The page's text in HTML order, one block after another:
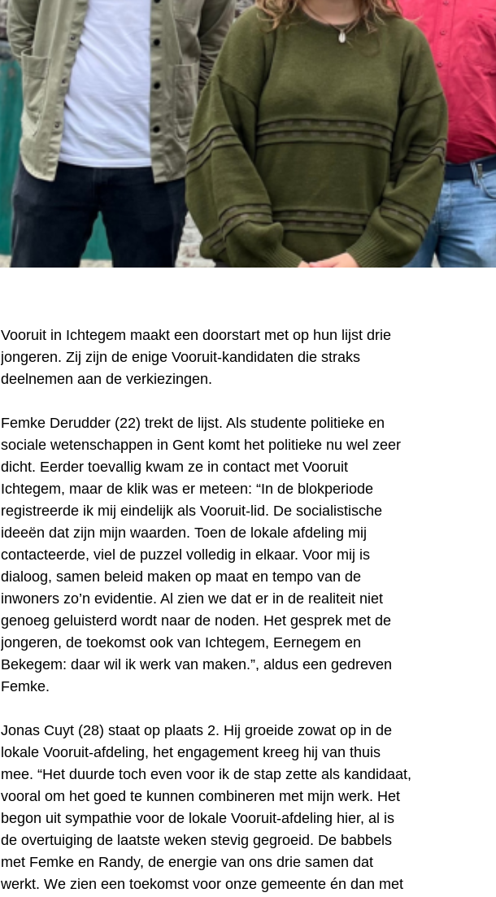
Vooruit in Ichtegem maakt een doorstart met op hun lijst drie
jongeren. Zij zijn de enige Vooruit-kandidaten die straks
deelnemen aan de verkiezingen.
Femke Derudder (22) trekt de lijst. Als studente politieke en
sociale wetenschappen in Gent komt het politieke nu wel zeer
dicht. Eerder toevallig kwam ze in contact met Vooruit
Ichtegem, maar de klik was er meteen: “In de blokperiode
registreerde ik mij eindelijk als Vooruit-lid. De socialistische
ideeën dat zijn mijn waarden. Toen de lokale afdeling mij
contacteerde, viel de puzzel volledig in elkaar. Voor mij is
dialoog, samen beleid maken op maat en tempo van de
inwoners zo’n evidentie. Al zien we dat er in de realiteit niet
genoeg geluisterd wordt naar de noden. Het gesprek met de
jongeren, de toekomst ook van Ichtegem, Eernegem en
Bekegem: daar wil ik werk van maken.”, aldus een gedreven
Femke.
Jonas Cuyt (28) staat op plaats 2. Hij groeide zowat op in de
lokale Vooruit-afdeling, het engagement kreeg hij van thuis
mee. “Het duurde toch even voor ik de stap zette als kandidaat,
vooral om het goed te kunnen combineren met mijn werk. Het
begon uit sympathie voor de lokale Vooruit-afdeling hier, al is
de overtuiging de laatste weken stevig gegroeid. De babbels
met Femke en Randy, de energie van ons drie samen dat
werkt. We zien een toekomst voor onze gemeente én dan met